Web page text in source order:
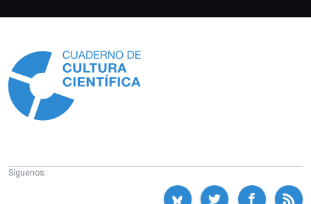
Síguenos: